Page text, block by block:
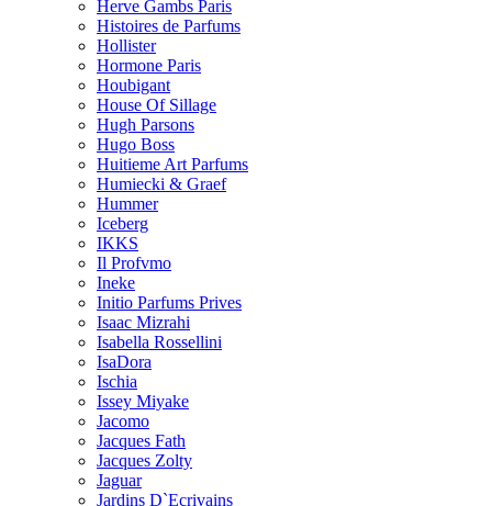
Herve Gambs Paris
Histoires de Parfums
Hollister
Hormone Paris
Houbigant
House Of Sillage
Hugh Parsons
Hugo Boss
Huitieme Art Parfums
Humiecki & Graef
Hummer
Iceberg
IKKS
Il Profvmo
Ineke
Initio Parfums Prives
Isaac Mizrahi
Isabella Rossellini
IsaDora
Ischia
Issey Miyake
Jacomo
Jacques Fath
Jacques Zolty
Jaguar
Jardins D`Ecrivains